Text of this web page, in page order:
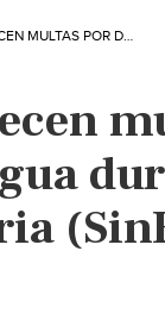
MÉXICO–ESTABLECEN MULTAS POR DESPERDICIAR AGUA DURANTE EL SÁBADO DE GLORIA (SINEMBARGO)